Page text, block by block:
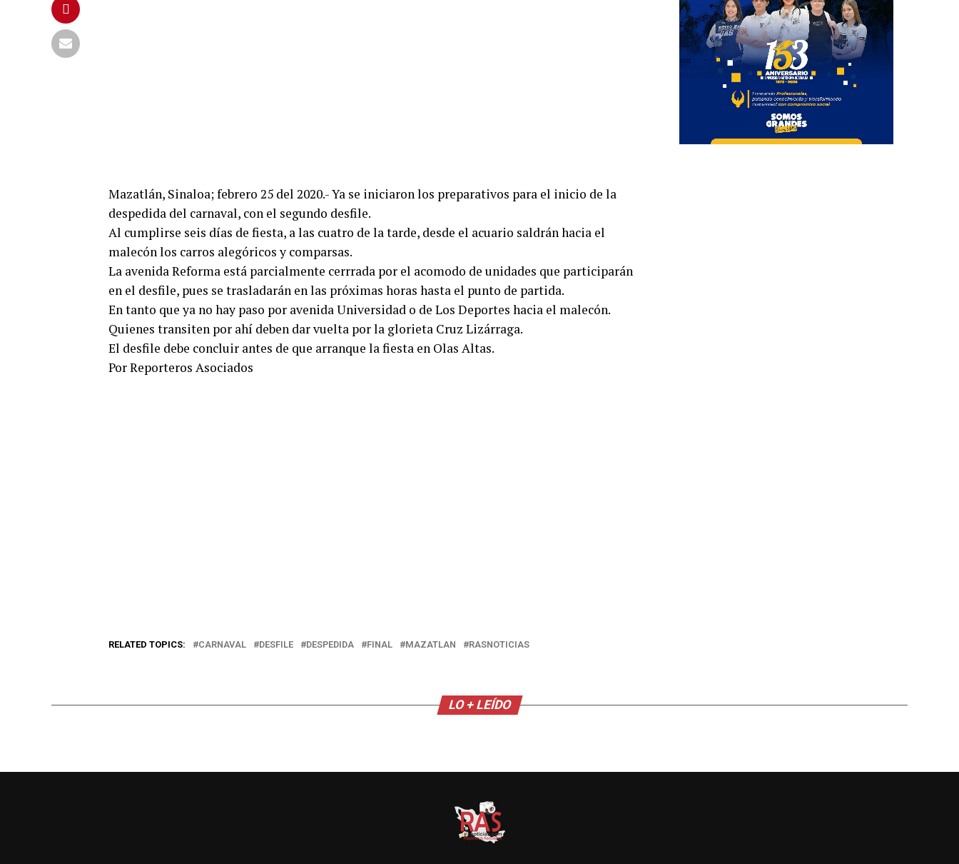
Mazatlán, Sinaloa; febrero 25 del 2020.- Ya se iniciaron los preparativos para el inicio de la
despedida del carnaval, con el segundo desfile.
Al cumplirse seis días de fiesta, a las cuatro de la tarde, desde el acuario saldrán hacia el
malecón los carros alegóricos y comparsas.
La avenida Reforma está parcialmente cerrrada por el acomodo de unidades que participarán
en el desfile, pues se trasladarán en las próximas horas hasta el punto de partida.
En tanto que ya no hay paso por avenida Universidad o de Los Deportes hacia el malecón.
Quienes transiten por ahí deben dar vuelta por la glorieta Cruz Lizárraga.
El desfile debe concluir antes de que arranque la fiesta en Olas Altas.
Por Reporteros Asociados
RELATED TOPICS: CARNAVAL DESFILE DESPEDIDA FINAL MAZATLAN RASNOTICIAS
LO + LEÍDO